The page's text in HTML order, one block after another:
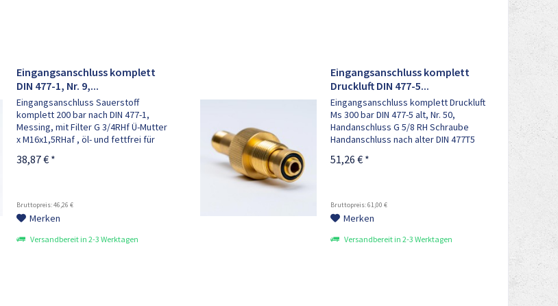
Eingangsanschluss komplett
DIN 477-1, Nr. 9,...
Eingangsanschluss Sauerstoff
komplett 200 bar nach DIN 477-1,
Messing, mit Filter G 3/4RHf Ü-Mutter
x M16x1,5RHaf , öl- und fettfrei für
Anschlussbolzen M16x1,5RHaf , 1x
38,87 € *
Bruttopreis: 46,26 €
Merken
Versandbereit in 2-3 Werktagen
Eingangsanschluss komplett
Druckluft DIN 477-5...
Eingangsanschluss komplett Druckluft
Ms 300 bar DIN 477-5 alt, Nr. 50,
Handanschluss G 5/8 RH Schraube
Handanschluss nach alter DIN 477T5
bestehend aus: 1x Anschlussbolzen
51,26 € *
Bruttopreis: 61,00 €
Merken
Versandbereit in 2-3 Werktagen